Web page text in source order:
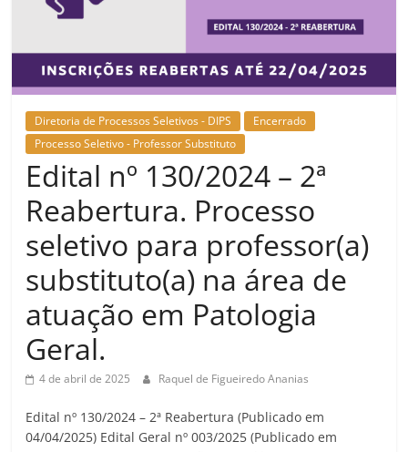
Diretoria de Processos Seletivos - DIPS
Encerrado
Processo Seletivo - Professor Substituto
Edital nº 130/2024 – 2ª
Reabertura. Processo
seletivo para professor(a)
substituto(a) na área de
atuação em Patologia
Geral.
4 de abril de 2025 Raquel de Figueiredo Ananias
Edital nº 130/2024 – 2ª Reabertura (Publicado em
04/04/2025) Edital Geral nº 003/2025 (Publicado em